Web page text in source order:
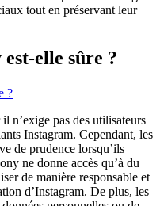
tout en préservant leur
elle sûre ?
?
n’exige pas des utilisateurs
Instagram. Cependant, les
de prudence lorsqu’ils
ne donne accès qu’à du
de manière responsable et
d’Instagram. De plus, les